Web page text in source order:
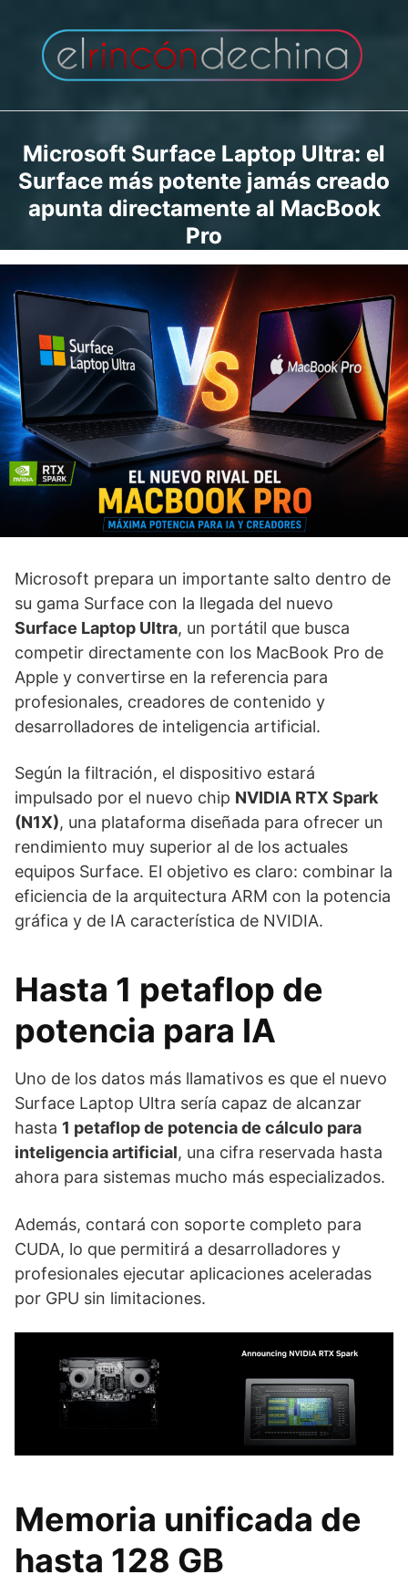
contenido
Microsoft Surface Laptop Ultra: el
Surface más potente jamás creado
apunta directamente al MacBook
Pro
Microsoft prepara un importante salto dentro de
su gama Surface con la llegada del nuevo
Surface Laptop Ultra, un portátil que busca
competir directamente con los MacBook Pro de
Apple y convertirse en la referencia para
profesionales, creadores de contenido y
desarrolladores de inteligencia artificial.
Según la filtración, el dispositivo estará
impulsado por el nuevo chip NVIDIA RTX Spark
(N1X), una plataforma diseñada para ofrecer un
rendimiento muy superior al de los actuales
equipos Surface. El objetivo es claro: combinar la
eficiencia de la arquitectura ARM con la potencia
gráfica y de IA característica de NVIDIA.
Hasta 1 petaflop de
potencia para IA
Uno de los datos más llamativos es que el nuevo
Surface Laptop Ultra sería capaz de alcanzar
hasta 1 petaflop de potencia de cálculo para
inteligencia artificial, una cifra reservada hasta
ahora para sistemas mucho más especializados.
Además, contará con soporte completo para
CUDA, lo que permitirá a desarrolladores y
profesionales ejecutar aplicaciones aceleradas
por GPU sin limitaciones.
Memoria unificada de
hasta 128 GB